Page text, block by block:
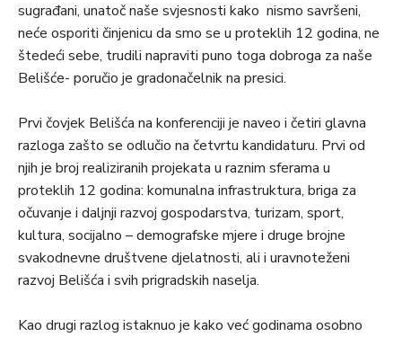
sugrađani, unatoč naše svjesnosti kako nismo savršeni,
neće osporiti činjenicu da smo se u proteklih 12 godina, ne
štedeći sebe, trudili napraviti puno toga dobroga za naše
Belišće- poručio je gradonačelnik na presici.
Prvi čovjek Belišća na konferenciji je naveo i četiri glavna
razloga zašto se odlučio na četvrtu kandidaturu. Prvi od
njih je broj realiziranih projekata u raznim sferama u
proteklih 12 godina: komunalna infrastruktura, briga za
očuvanje i daljnji razvoj gospodarstva, turizam, sport,
kultura, socijalno – demografske mjere i druge brojne
svakodnevne društvene djelatnosti, ali i uravnoteženi
razvoj Belišća i svih prigradskih naselja.
Kao drugi razlog istaknuo je kako već godinama osobno